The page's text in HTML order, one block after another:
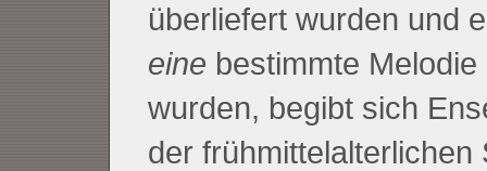
überliefert wurden und
eine bestimmte
wurden, begibt sich
der